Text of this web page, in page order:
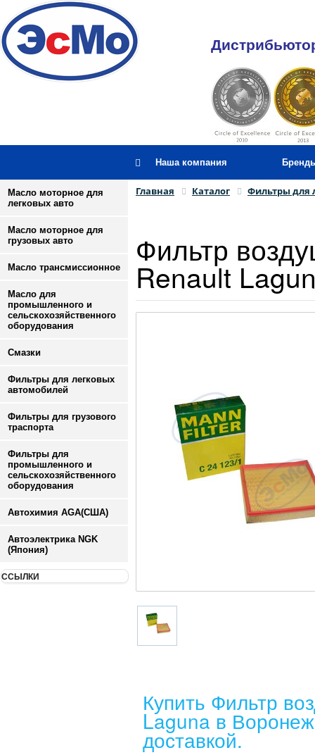
Наша компания
Масло моторное для
легковых авто
Масло моторное для
грузовых авто
Масло трансмиссионное
Масло для
промышленного и
сельскохозяйственного
оборудования
Смазки
Фильтры для легковых
автомобилей
Фильтры для грузового
траспорта
Фильтры для
промышленного и
сельскохозяйственного
оборудования
Автохимия AGA(США)
Автоэлектрика NGK
(Япония)
ССЫЛКИ
Главная Каталог Фильтры для
Фильтр
Renault
Купить Фильтр
Laguna в
доставкой.